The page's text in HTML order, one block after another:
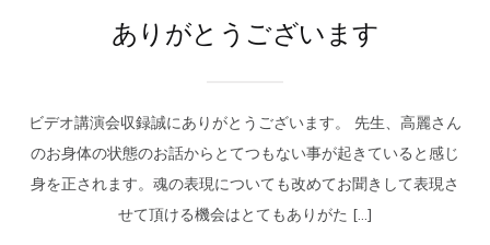
ありがとうございます
ビデオ講演会収録誠にありがとうございます。 先生、高麗さん
のお身体の状態のお話からとてつもない事が起きていると感じ
身を正されます。魂の表現についても改めてお聞きして表現さ
せて頂ける機会はとてもありがた […]